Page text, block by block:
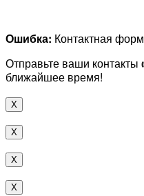
Ошибка: Контактная
Отправьте ваши
ближайшее время!
X
X
X
X